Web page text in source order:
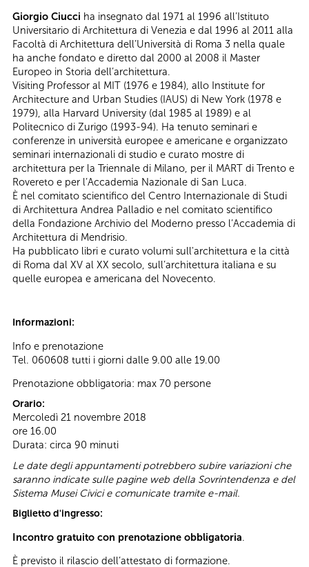
Giorgio Ciucci ha insegnato dal 1971 al 1996 all’Istituto
Universitario di Architettura di Venezia e dal 1996 al 2011 alla
Facoltà di Architettura dell’Università di Roma 3 nella quale
ha anche fondato e diretto dal 2000 al 2008 il Master
Europeo in Storia dell’architettura.
Visiting Professor al MIT (1976 e 1984), allo Institute for
Architecture and Urban Studies (IAUS) di New York (1978 e
1979), alla Harvard University (dal 1985 al 1989) e al
Politecnico di Zurigo (1993-94). Ha tenuto seminari e
conferenze in università europee e americane e organizzato
seminari internazionali di studio e curato mostre di
architettura per la Triennale di Milano, per il MART di Trento e
Rovereto e per l’Accademia Nazionale di San Luca.
È nel comitato scientifico del Centro Internazionale di Studi
di Architettura Andrea Palladio e nel comitato scientifico
della Fondazione Archivio del Moderno presso l’Accademia di
Architettura di Mendrisio.
Ha pubblicato libri e curato volumi sull'architettura e la città
di Roma dal XV al XX secolo, sull’architettura italiana e su
quelle europea e americana del Novecento.
Informazioni:
Info e prenotazione
Tel. 060608 tutti i giorni dalle 9.00 alle 19.00
Prenotazione obbligatoria: max 70 persone
Orario:
Mercoledì 21 novembre 2018
ore 16.00
Durata: circa 90 minuti
Le date degli appuntamenti potrebbero subire variazioni che
saranno indicate sulle pagine web della Sovrintendenza e del
Sistema Musei Civici e comunicate tramite e-mail.
Biglietto d'ingresso:
Incontro gratuito con prenotazione obbligatoria.
È previsto il rilascio dell’attestato di formazione.